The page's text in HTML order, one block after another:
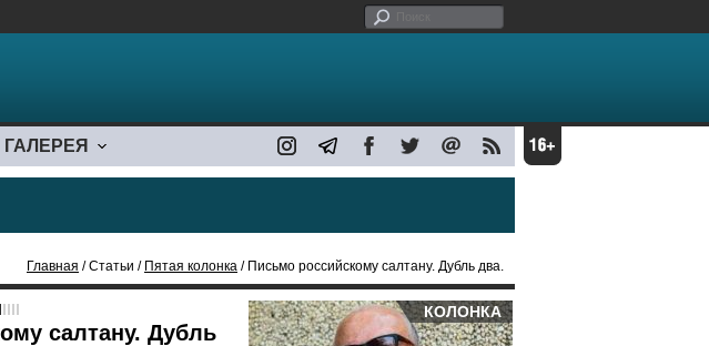
ГАЛЕРЕЯ
Главная / Статьи / Пятая колонка / Письмо российскому салтану. Дубль два.
салтану. Дубль
КОЛОНКА